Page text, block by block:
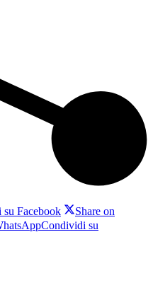
Facebook
Share on
Condividi su